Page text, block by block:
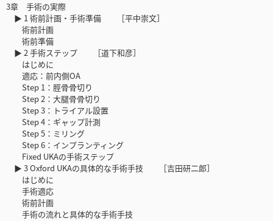
3章 手術の実際
▶ 1 術前計画・手術準備 ［平中崇文］
術前計画
術前準備
▶ 2 手術ステップ ［道下和彦］
はじめに
適応：前内側OA
Step 1：脛骨骨切り
Step 2：大腿骨骨切り
Step 3：トライアル設置
Step 4：ギャップ計測
Step 5：ミリング
Step 6：インプランティング
Fixed UKAの手術ステップ
▶ 3 Oxford UKAの具体的な手術手技 ［吉田研二郎］
はじめに
手術適応
術前計画
手術の流れと具体的な手術手技